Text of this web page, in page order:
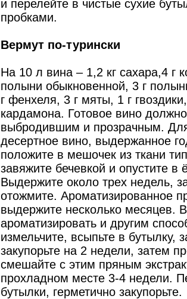
и перелейте в чистые сухие
пробками.
Вермут по-турински
На 10 л вина – 1,2 кг сахара,4 г
полыни обыкновенной, 3 г
г фенхеля, 3 г мяты, 1 г
кардамона. Готовое вино
выбродившим и прозрачным.
десертное вино, выдержанное
положите в мешочек из ткани
завяжите бечевкой и опустите в
Выдержите около трех недель,
отожмите. Ароматизированное
выдержите несколько месяцев.
ароматизировать и другим
измельчите, всыпьте в бутылку,
закупорьте на 2 недели, затем
смешайте с этим пряным
прохладном месте 3-4 недели.
бутылки, герметично закупорьте.